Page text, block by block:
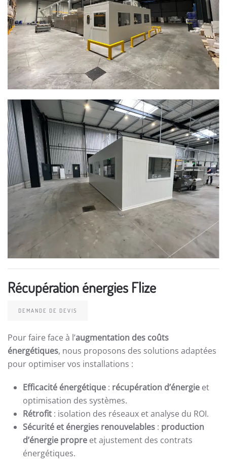
Récupération énergies Flize
DEMANDE DE DEVIS
Pour faire face à l’augmentation des coûts
énergétiques, nous proposons des solutions adaptées
pour optimiser vos installations :
Efficacité énergétique : récupération d’énergie et
optimisation des systèmes.
Rétrofit : isolation des réseaux et analyse du ROI.
Sécurité et énergies renouvelables : production
d’énergie propre et ajustement des contrats
énergétiques.